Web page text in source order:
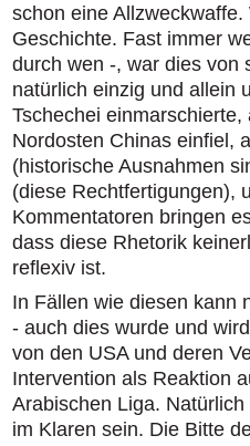
schon eine
Geschichte. Fast immer
durch wen -, war dies von
natürlich einzig und allein
Tschechei
Nordosten Chinas einfiel,
(historische Ausnahmen
(diese Rechtfertigungen),
Kommentatoren bringen
dass diese Rhetorik
reflexiv ist.
In Fällen wie diesen kann
- auch dies wurde und
von den USA und deren
Intervention als Reaktion
Arabischen Liga.
im Klaren sein. Die Bitte